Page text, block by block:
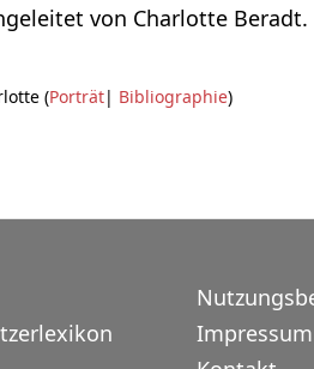
von Charlotte
(Porträt| Bibliographie)
Impressum